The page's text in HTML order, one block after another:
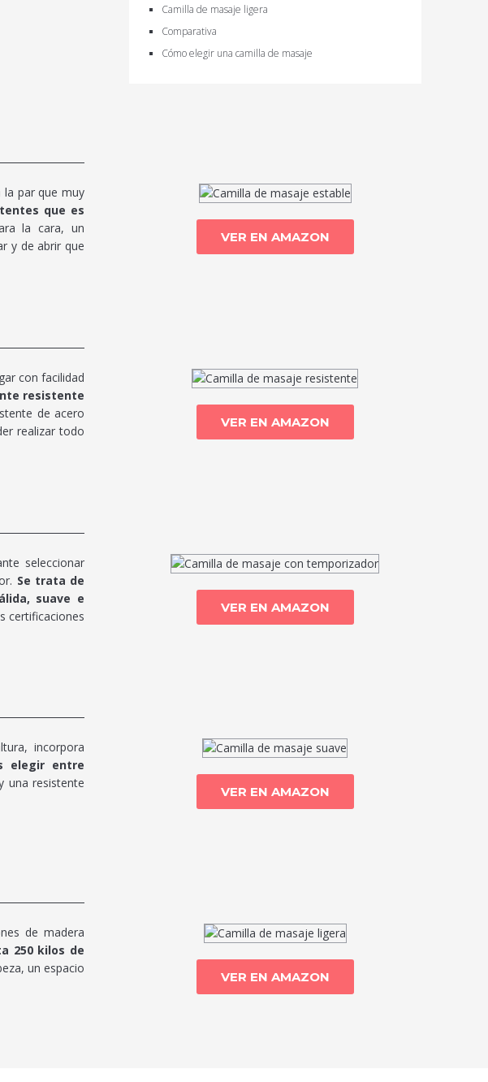
Camilla de masaje ligera
Comparativa
Cómo elegir una camilla de masaje
VER EN AMAZON
la par que muy
que es
la cara, un
y de abrir que
VER EN AMAZON
con facilidad
resistente
de acero
realizar todo
VER EN AMAZON
seleccionar
Se trata de
suave e
certificaciones
VER EN AMAZON
incorpora
elegir entre
una resistente
VER EN AMAZON
de madera
250 kilos de
un espacio